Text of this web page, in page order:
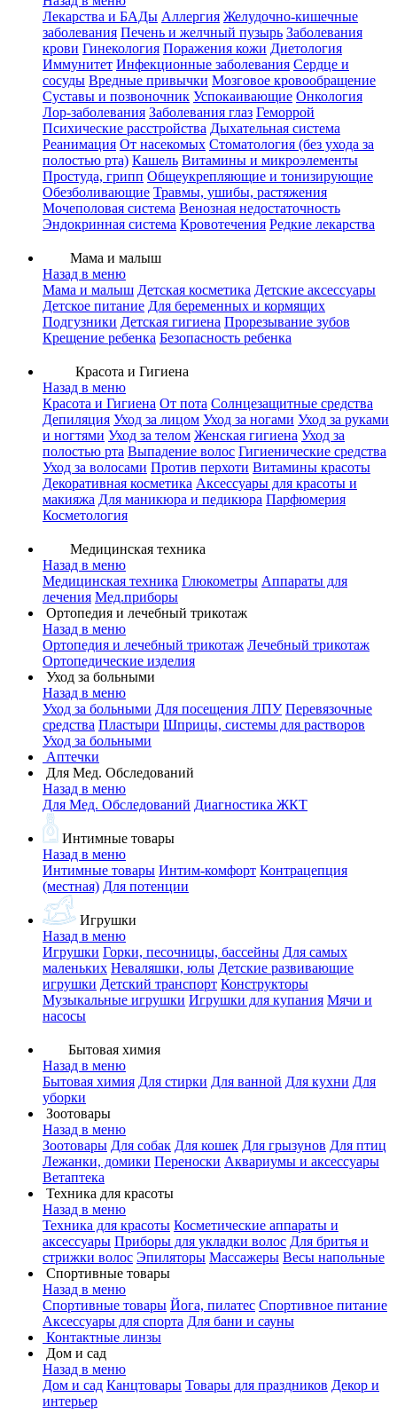
Лекарства и БАДы Аллергия Желудочно-кишечные
заболевания Печень и желчный пузырь Заболевания
крови Гинекология Поражения кожи Диетология
Иммунитет Инфекционные заболевания Сердце и
сосуды Вредные привычки Мозговое кровообращение
Суставы и позвоночник Успокаивающие Онкология
Лор-заболевания Заболевания глаз Геморрой
Психические расстройства Дыхательная система
Реанимация От насекомых Стоматология (без ухода за
полостью рта) Кашель Витамины и микроэлементы
Простуда, грипп Общеукрепляющие и тонизирующие
Обезболивающие Травмы, ушибы, растяжения
Мочеполовая система Венозная недостаточность
Эндокринная система Кровотечения Редкие лекарства
Мама и малыш
Назад в меню
Мама и малыш Детская косметика Детские аксессуары
Детское питание Для беременных и кормящих
Подгузники Детская гигиена Прорезывание зубов
Крещение ребенка Безопасность ребенка
Красота и Гигиена
Назад в меню
Красота и Гигиена От пота Солнцезащитные средства
Депиляция Уход за лицом Уход за ногами Уход за руками
и ногтями Уход за телом Женская гигиена Уход за
полостью рта Выпадение волос Гигиенические средства
Уход за волосами Против перхоти Витамины красоты
Декоративная косметика Аксессуары для красоты и
макияжа Для маникюра и педикюра Парфюмерия
Косметология
Медицинская техника
Назад в меню
Медицинская техника Глюкометры Аппараты для
лечения Мед.приборы
Ортопедия и лечебный трикотаж
Назад в меню
Ортопедия и лечебный трикотаж Лечебный трикотаж
Ортопедические изделия
Уход за больными
Назад в меню
Уход за больными Для посещения ЛПУ Перевязочные
средства Пластыри Шприцы, системы для растворов
Уход за больными
Аптечки
Для Мед. Обследований
Назад в меню
Для Мед. Обследований Диагностика ЖКТ
Интимные товары
Назад в меню
Интимные товары Интим-комфорт Контрацепция
(местная) Для потенции
Игрушки
Назад в меню
Игрушки Горки, песочницы, бассейны Для самых
маленьких Неваляшки, юлы Детские развивающие
игрушки Детский транспорт Конструкторы
Музыкальные игрушки Игрушки для купания Мячи и
насосы
Бытовая химия
Назад в меню
Бытовая химия Для стирки Для ванной Для кухни Для
уборки
Зоотовары
Назад в меню
Зоотовары Для собак Для кошек Для грызунов Для птиц
Лежанки, домики Переноски Аквариумы и аксессуары
Ветаптека
Техника для красоты
Назад в меню
Техника для красоты Косметические аппараты и
аксессуары Приборы для укладки волос Для бритья и
стрижки волос Эпиляторы Массажеры Весы напольные
Спортивные товары
Назад в меню
Спортивные товары Йога, пилатес Спортивное питание
Аксессуары для спорта Для бани и сауны
Контактные линзы
Дом и сад
Назад в меню
Дом и сад Канцтовары Товары для праздников Декор и
интерьер